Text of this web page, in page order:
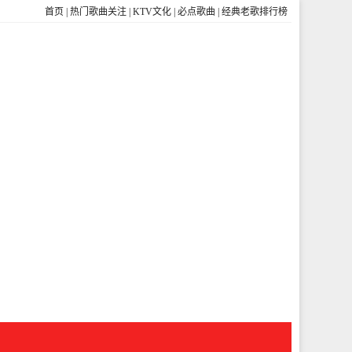
首页 热门歌曲关注 KTV文化 必点歌曲 经典老歌排行榜